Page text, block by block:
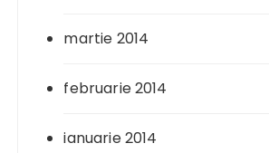
martie 2014
februarie 2014
ianuarie 2014